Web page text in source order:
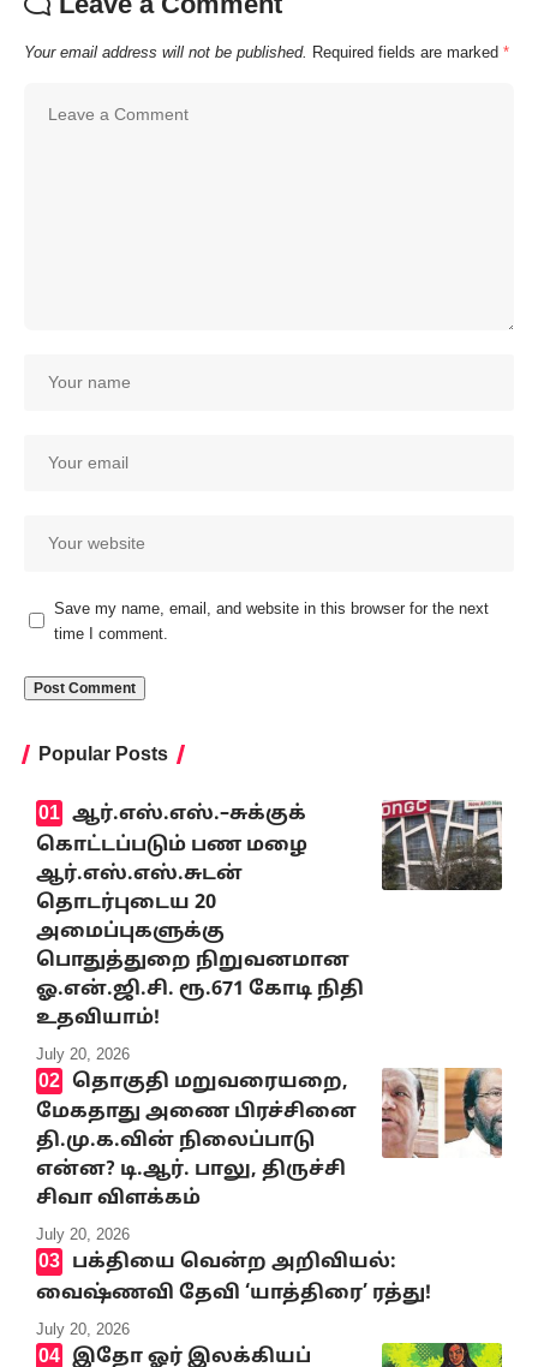
Your email address will not be published. Required fields are marked *
Save my name, email, and website in this browser for the next
time I comment.
Popular Posts
ஆர்.எஸ்.எஸ்.–சுக்குக்
கொட்டப்படும் பண மழை
ஆர்.எஸ்.எஸ்.சுடன்
தொடர்புடைய 20
அமைப்புகளுக்கு
பொதுத்துறை நிறுவனமான
ஓ.என்.ஜி.சி. ரூ.671 கோடி நிதி
உதவியாம்!
July 20, 2026
தொகுதி மறுவரையறை,
மேகதாது அணை பிரச்சினை
தி.மு.க.வின் நிலைப்பாடு
என்ன? டி.ஆர். பாலு, திருச்சி
சிவா விளக்கம்
July 20, 2026
பக்தியை வென்ற அறிவியல்:
வைஷ்ணவி தேவி ‘யாத்திரை’ ரத்து!
July 20, 2026
இதோ ஓர் இலக்கியப்